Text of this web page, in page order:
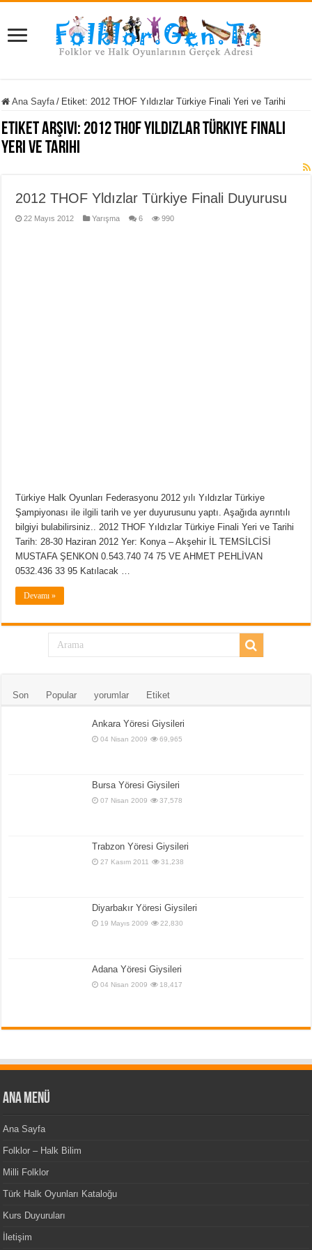
Ana Sayfa / Etiket:2012 THOF Yıldızlar Türkiye Finali Yeri ve Tarihi
Etiket Arşivi: 2012 THOF Yıldızlar Türkiye Finali
Yeri ve Tarihi
2012 THOF Yldızlar Türkiye Finali Duyurusu
22 Mayıs 2012 Yarışma 6 990
Türkiye Halk Oyunları Federasyonu 2012 yılı Yıldızlar Türkiye
Şampiyonası ile ilgili tarih ve yer duyurusunu yaptı. Aşağıda ayrıntılı
bilgiyi bulabilirsiniz.. 2012 THOF Yıldızlar Türkiye Finali Yeri ve Tarihi
Tarih: 28-30 Haziran 2012 Yer: Konya – Akşehir İL TEMSİLCİSİ
MUSTAFA ŞENKON 0.543.740 74 75 VE AHMET PEHLİVAN
0532.436 33 95 Katılacak …
Devamı »
Son Popular yorumlar Etiket
Ankara Yöresi Giysileri
04 Nisan 2009 69,965
Bursa Yöresi Giysileri
07 Nisan 2009 37,578
Trabzon Yöresi Giysileri
27 Kasım 2011 31,238
Diyarbakır Yöresi Giysileri
19 Mayıs 2009 22,830
Adana Yöresi Giysileri
04 Nisan 2009 18,417
Ana Menü
Ana Sayfa
Folklor – Halk Bilim
Milli Folklor
Türk Halk Oyunları Kataloğu
Kurs Duyuruları
İletişim